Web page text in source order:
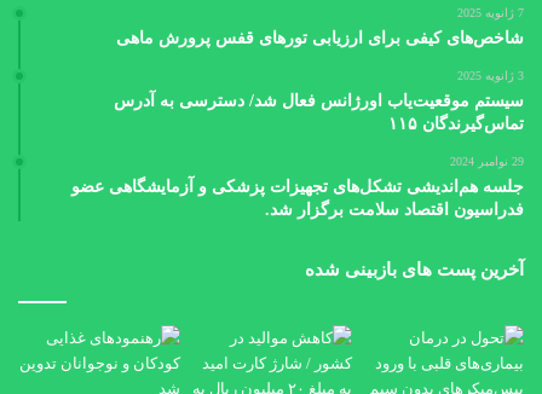
7 ژانویه 2025
شاخص‌های کیفی برای ارزیابی تورهای قفس پرورش ماهی
3 ژانویه 2025
سیستم موقعیت‌یاب اورژانس فعال شد/ دسترسی به آدرس
تماس‌گیرندگان ۱۱۵
29 نوامبر 2024
جلسه هم‌اندیشی تشکل‌های تجهیزات پزشکی و آزمایشگاهی عضو
فدراسیون اقتصاد سلامت برگزار شد.
آخرین پست های بازبینی شده